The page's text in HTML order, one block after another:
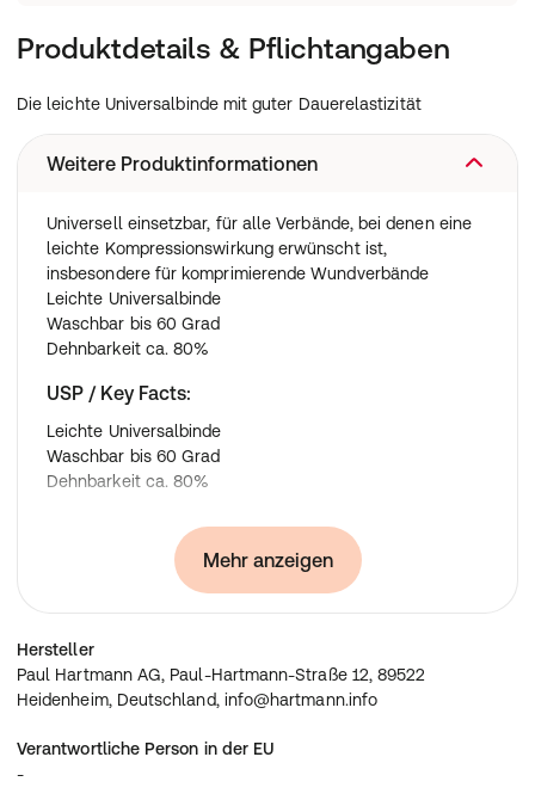
Produktdetails & Pflichtangaben
Die leichte Universalbinde mit guter Dauerelastizität
Weitere Produktinformationen
Universell einsetzbar, für alle Verbände, bei denen eine
leichte Kompressionswirkung erwünscht ist,
insbesondere für komprimierende Wundverbände
Leichte Universalbinde
Waschbar bis 60 Grad
Dehnbarkeit ca. 80%
USP / Key Facts:
Leichte Universalbinde
Waschbar bis 60 Grad
Dehnbarkeit ca. 80%
Kompressions- & Stütztherapie
Herstellerdaten:
Paul Hartmann AG, Paul-Hartmann-Straße 12, 89522
Heidenheim, Deutschland, info@hartmann.info
Mehr anzeigen
Hersteller
Paul Hartmann AG, Paul-Hartmann-Straße 12, 89522
Heidenheim, Deutschland, info@hartmann.info
Verantwortliche Person in der EU
-